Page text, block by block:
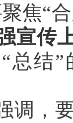
焦“
宣传
总结
调，